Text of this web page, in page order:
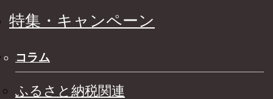
特集・キャンペーン
コラム
ふるさと納税関連